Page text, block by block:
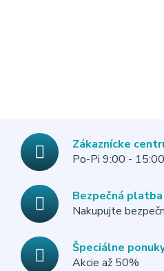
Zákaznícke
Po-Pi 9:00 - 15:00
Bezpečná platba
Nakupujte
Špeciálne
Akcie až 50%